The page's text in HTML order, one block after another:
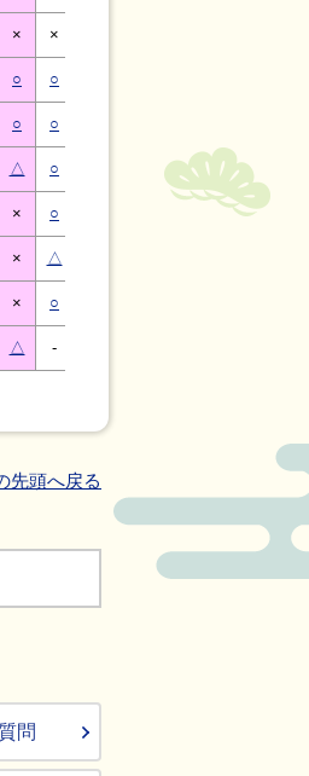
× ×
○ ○
○ ○
△ ○ △ △ ○
× ○ ×
× △
× ○
△ -
先頭へ戻る
問